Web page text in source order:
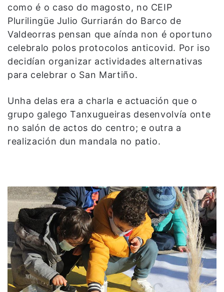
como é o caso do magosto, no CEIP
Plurilingüe Julio Gurriarán do Barco de
Valdeorras pensan que aínda non é oportuno
celebralo polos protocolos anticovid. Por iso
decidían organizar actividades alternativas
para celebrar o San Martiño.
Unha delas era a charla e actuación que o
grupo galego Tanxugueiras desenvolvía onte
no salón de actos do centro; e outra a
realización dun mandala no patio.